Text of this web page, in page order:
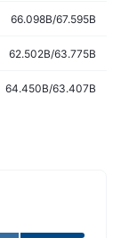
66.098B/67.595B
62.502B/63.775B
64.450B/63.407B